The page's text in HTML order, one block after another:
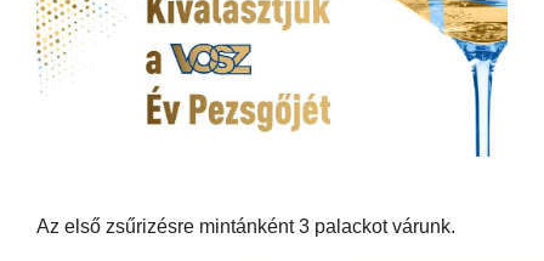
Az első zsűrizésre mintánként 3 palackot várunk.